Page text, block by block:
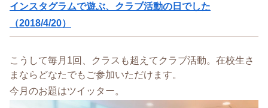
インスタグラムで遊ぶ、クラブ活動の日でした
（2018/4/20）
こうして毎月1回、クラスも超えてクラブ活動。在校生さ
まならどなたでもご参加いただけます。
今月のお題はツイッター。